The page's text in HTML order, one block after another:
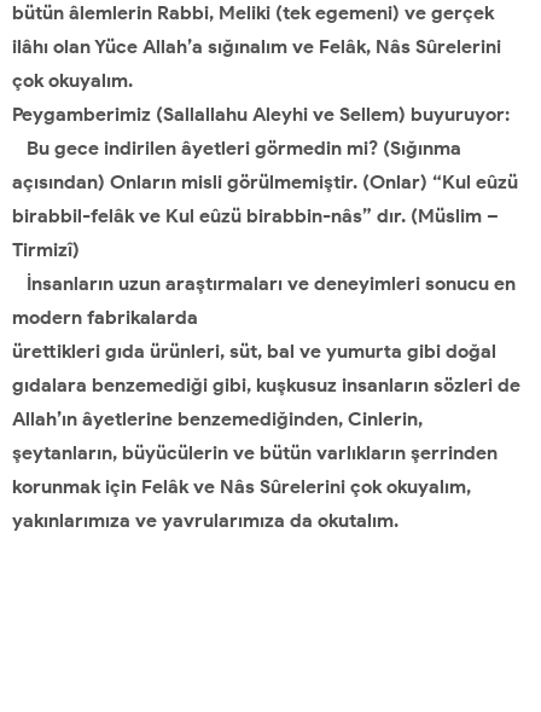
bütün âlemlerin Rabbi, Meliki (tek egemeni) ve gerçek
ilâhı olan Yüce Allah’a sığınalım ve Felâk, Nâs Sûrelerini
çok okuyalım.
Peygamberimiz (Sallallahu Aleyhi ve Sellem) buyuruyor:
Bu gece indirilen âyetleri görmedin mi? (Sığınma
açısından) Onların misli görülmemiştir. (Onlar) “Kul eûzü
birabbil-felâk ve Kul eûzü birabbin-nâs” dır. (Müslim –
Tirmizî)
İnsanların uzun araştırmaları ve deneyimleri sonucu en
modern fabrikalarda
ürettikleri gıda ürünleri, süt, bal ve yumurta gibi doğal
gıdalara benzemediği gibi, kuşkusuz insanların sözleri de
Allah’ın âyetlerine benzemediğinden, Cinlerin,
şeytanların, büyücülerin ve bütün varlıkların şerrinden
korunmak için Felâk ve Nâs Sûrelerini çok okuyalım,
yakınlarımıza ve yavrularımıza da okutalım.